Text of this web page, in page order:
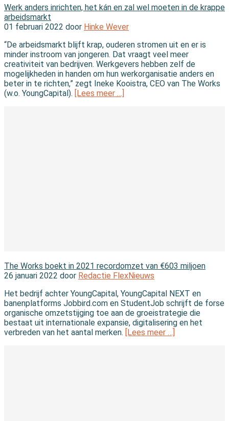
Werk anders inrichten, het kán en zal wel moeten in de krappe
arbeidsmarkt
01 februari 2022 door Hinke Wever
“De arbeidsmarkt blijft krap, ouderen stromen uit en er is
minder instroom van jongeren. Dat vraagt veel meer
creativiteit van bedrijven. Werkgevers hebben zelf de
mogelijkheden in handen om hun werkorganisatie anders en
beter in te richten,” zegt Ineke Kooistra, CEO van The Works
(w.o. YoungCapital). [Lees meer …]
The Works boekt in 2021 recordomzet van €603 miljoen
26 januari 2022 door Redactie FlexNieuws
Het bedrijf achter YoungCapital, YoungCapital NEXT en
banenplatforms Jobbird.com en StudentJob schrijft de forse
organische omzetstijging toe aan de groeistrategie die
bestaat uit internationale expansie, digitalisering en het
verbreden van het aantal merken. [Lees meer …]